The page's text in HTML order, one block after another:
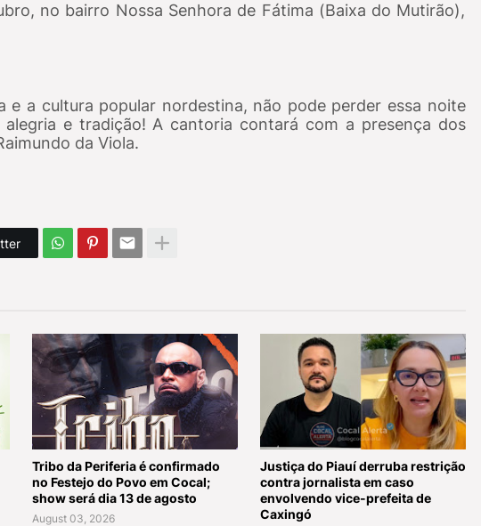
no bairro Nossa Senhora de Fátima (Baixa do Mutirão),
e a cultura popular nordestina, não pode perder essa noite
alegria e tradição! A cantoria contará com a presença dos
da Viola.
Tribo da Periferia é confirmado
no Festejo do Povo em Cocal;
show será dia 13 de agosto
August 03, 2026
Justiça do Piauí derruba restrição
contra jornalista em caso
envolvendo vice-prefeita de
Caxingó